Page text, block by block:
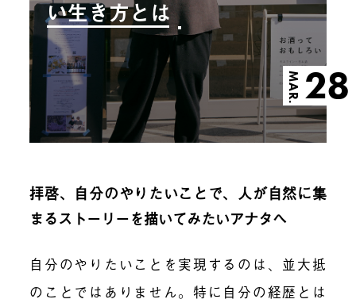
い生き方とは
MAR. 28
拝啓、自分のやりたいことで、人が自然に集
まるストーリーを描いてみたいアナタへ
自分のやりたいことを実現するのは、並大抵
のことではありません。特に自分の経歴とは